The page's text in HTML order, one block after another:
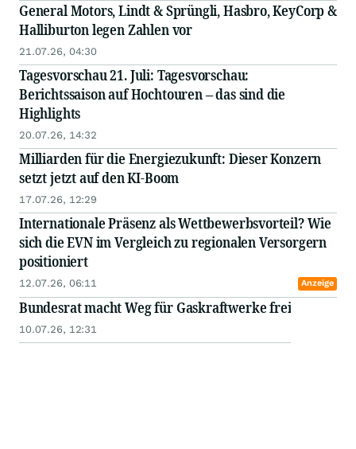
General Motors, Lindt & Sprüngli, Hasbro, KeyCorp &
Halliburton legen Zahlen vor
21.07.26, 04:30
Tagesvorschau 21. Juli: Tagesvorschau:
Berichtssaison auf Hochtouren – das sind die
Highlights
20.07.26, 14:32
Milliarden für die Energiezukunft: Dieser Konzern
setzt jetzt auf den KI-Boom
17.07.26, 12:29
Internationale Präsenz als Wettbewerbsvorteil? Wie
sich die EVN im Vergleich zu regionalen Versorgern
positioniert
12.07.26, 06:11 Anzeige
Bundesrat macht Weg für Gaskraftwerke frei
10.07.26, 12:31